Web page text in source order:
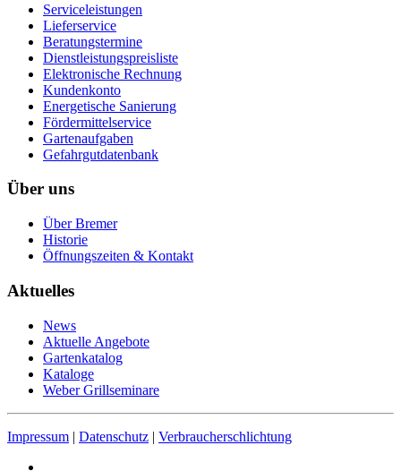
Serviceleistungen
Lieferservice
Beratungstermine
Dienstleistungspreisliste
Elektronische Rechnung
Kundenkonto
Energetische Sanierung
Fördermittelservice
Gartenaufgaben
Gefahrgutdatenbank
Über uns
Über Bremer
Historie
Öffnungszeiten & Kontakt
Aktuelles
News
Aktuelle Angebote
Gartenkatalog
Kataloge
Weber Grillseminare
Impressum | Datenschutz | Verbraucherschlichtung